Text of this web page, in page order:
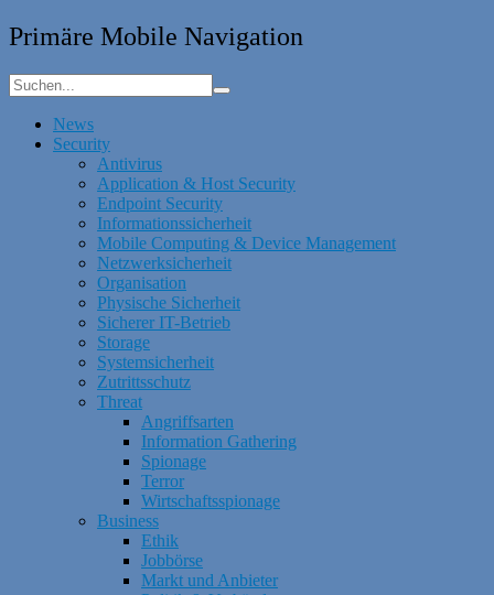
Primäre Mobile Navigation
News
Security
Antivirus
Application & Host Security
Endpoint Security
Informationssicherheit
Mobile Computing & Device Management
Netzwerksicherheit
Organisation
Physische Sicherheit
Sicherer IT-Betrieb
Storage
Systemsicherheit
Zutrittsschutz
Threat
Angriffsarten
Information Gathering
Spionage
Terror
Wirtschaftsspionage
Business
Ethik
Jobbörse
Markt und Anbieter